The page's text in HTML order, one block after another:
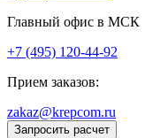
Главный офис в МСК
+7 (495) 120-44-92
Прием заказов:
zakaz@krepcom.ru
Запросить расчет